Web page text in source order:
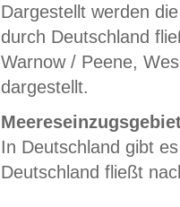
Dargestellt werden
durch Deutschland
Warnow / Peene,
dargestellt.
In Deutschland gibt
Deutschland fließt